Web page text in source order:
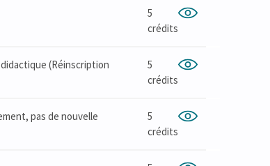
5
crédits
(Réinscription
5
crédits
pas de nouvelle
5
crédits